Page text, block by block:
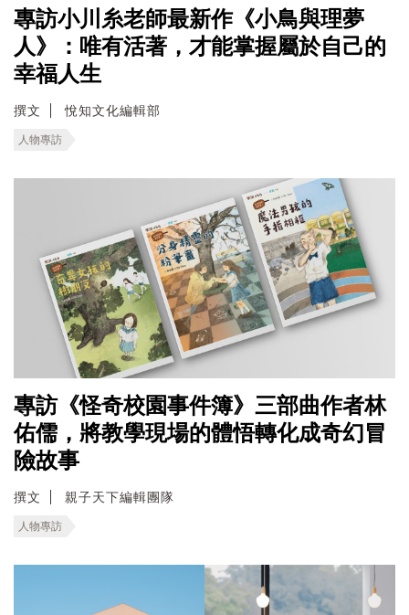
專訪小川糸老師最新作《小鳥與理夢
人》：唯有活著，才能掌握屬於自己的
幸福人生
撰文 悅知文化編輯部
人物專訪
專訪《怪奇校園事件簿》三部曲作者林
佑儒，將教學現場的體悟轉化成奇幻冒
險故事
撰文 親子天下編輯團隊
人物專訪